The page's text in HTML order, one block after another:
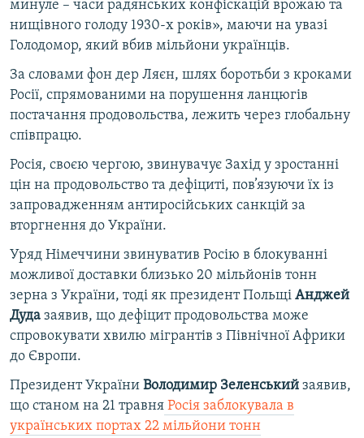
минуле – часи радянських конфіскацій врожаю та
нищівного голоду 1930-х років», маючи на увазі
Голодомор, який вбив мільйони українців.
За словами фон дер Ляєн, шлях боротьби з кроками
Росії, спрямованими на порушення ланцюгів
постачання продовольства, лежить через глобальну
співпрацю.
Росія, своєю чергою, звинувачує Захід у зростанні
цін на продовольство та дефіциті, пов’язуючи їх із
запровадженням антиросійських санкцій за
вторгнення до України.
Уряд Німеччини звинуватив Росію в блокуванні
можливої доставки близько 20 мільйонів тонн
зерна з України, тоді як президент Польщі Анджей
Дуда заявив, що дефіцит продовольства може
спровокувати хвилю мігрантів з Північної Африки
до Європи.
Президент України Володимир Зеленський заявив,
що станом на 21 травня Росія заблокувала в
українських портах 22 мільйони тонн